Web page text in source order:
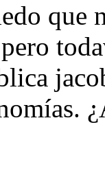
que